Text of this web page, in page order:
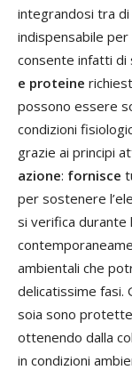
integrandosi tra di
indispensabile
consente infatti di
e proteine
possono essere
condizioni
grazie ai principi
azione: fornisce
per sostenere
si verifica durante
ambientali che
delicatissime fasi.
soia sono
ottenendo dalla
in condizioni